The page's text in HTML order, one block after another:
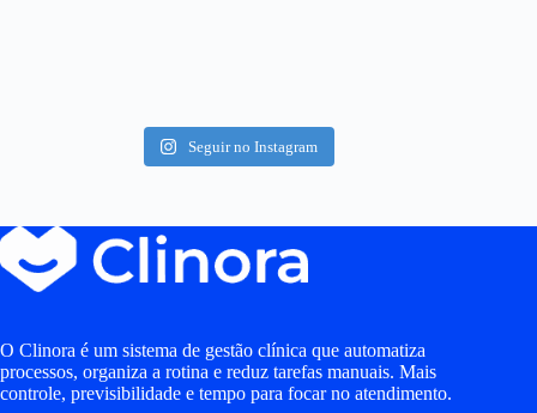
Seguir no Instagram
O Clinora é um sistema de gestão clínica que automatiza
processos, organiza a rotina e reduz tarefas manuais. Mais
controle, previsibilidade e tempo para focar no atendimento.